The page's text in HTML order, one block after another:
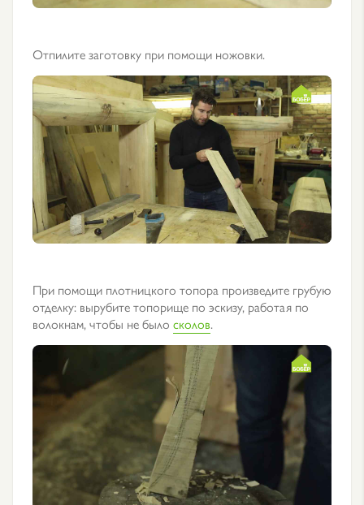
Отпилите заготовку при помощи ножовки.
При помощи плотницкого топора произведите грубую
отделку: вырубите топорище по эскизу, работая по
волокнам, чтобы не было сколов.